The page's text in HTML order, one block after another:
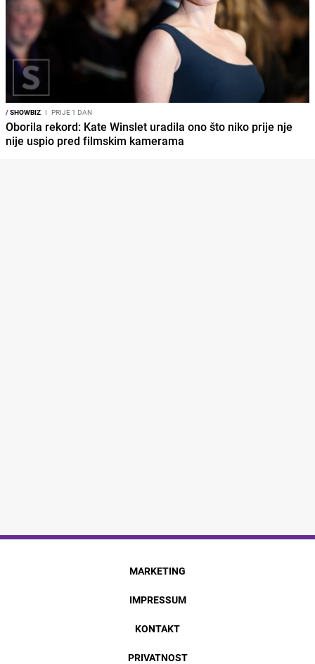
/SHOWBIZ I PRIJE 1 DAN
Oborila rekord: Kate Winslet uradila ono što niko prije nje
nije uspio pred filmskim kamerama
MARKETING
IMPRESSUM
KONTAKT
PRIVATNOST